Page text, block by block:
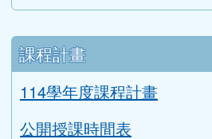
課程計畫
114學年度課程計畫
公開授課時間表